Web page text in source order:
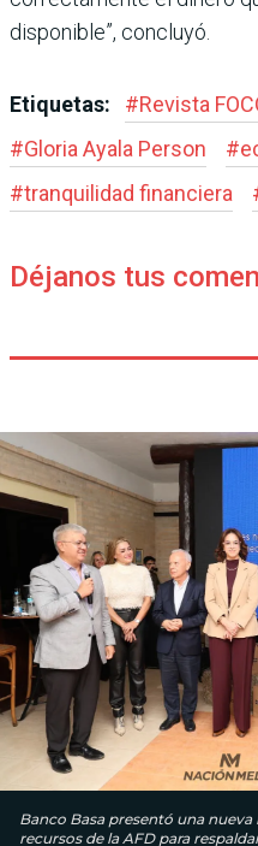
disponible”, concluyó.
Etiquetas: #Revista
#Gloria Ayala Person #
#tranquilidad financiera
Déjanos tus
Banco Basa presentó una
recursos de la AFD para